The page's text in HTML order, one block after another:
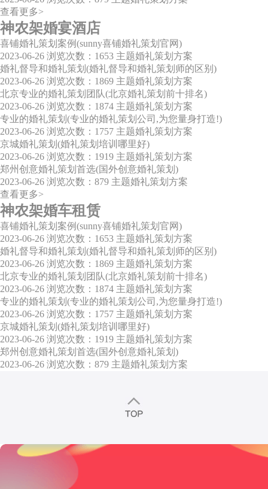
查看更多>
神农架婚宴酒店
喜铺婚礼策划案例(sunny喜铺婚礼策划官网)
2023-06-26 浏览次数：1653 主题婚礼策划方案
婚礼督导和婚礼策划(婚礼督导和婚礼策划师的区别)
2023-06-26 浏览次数：1869 主题婚礼策划方案
北京专业的婚礼策划团队(北京婚礼策划前十排名)
2023-06-26 浏览次数：1874 主题婚礼策划方案
专业的婚礼策划(专业的婚礼策划公司,为您量身打造!)
2023-06-26 浏览次数：1757 主题婚礼策划方案
京城婚礼策划(婚礼策划培训哪里好)
2023-06-26 浏览次数：1919 主题婚礼策划方案
郑州创意婚礼策划首选(国外创意婚礼策划)
2023-06-26 浏览次数：879 主题婚礼策划方案
查看更多>
神农架婚车租赁
喜铺婚礼策划案例(sunny喜铺婚礼策划官网)
2023-06-26 浏览次数：1653 主题婚礼策划方案
婚礼督导和婚礼策划(婚礼督导和婚礼策划师的区别)
2023-06-26 浏览次数：1869 主题婚礼策划方案
北京专业的婚礼策划团队(北京婚礼策划前十排名)
2023-06-26 浏览次数：1874 主题婚礼策划方案
专业的婚礼策划(专业的婚礼策划公司,为您量身打造!)
2023-06-26 浏览次数：1757 主题婚礼策划方案
京城婚礼策划(婚礼策划培训哪里好)
2023-06-26 浏览次数：1919 主题婚礼策划方案
郑州创意婚礼策划首选(国外创意婚礼策划)
2023-06-26 浏览次数：879 主题婚礼策划方案